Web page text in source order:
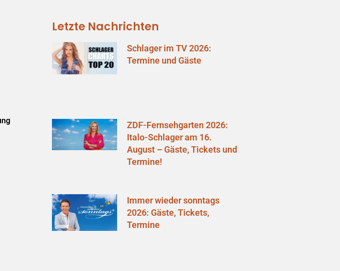
Letzte Nachrichten
Schlager im TV 2026:
Termine und Gäste
ZDF-Fernsehgarten 2026:
Italo-Schlager am 16.
August – Gäste, Tickets und
Termine!
Immer wieder sonntags
2026: Gäste, Tickets,
Termine